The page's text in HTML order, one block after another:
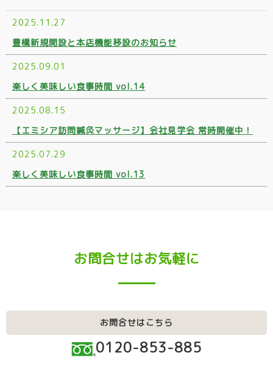
2025.11.27
豊橋新規開設と本店機能移設のお知らせ
2025.09.01
楽しく美味しい食事時間 vol.14
2025.08.15
【エミシア訪問鍼灸マッサージ】会社見学会 常時開催中！
2025.07.29
楽しく美味しい食事時間 vol.13
お問合せはお気軽に
お問合せはこちら
0120-853-885